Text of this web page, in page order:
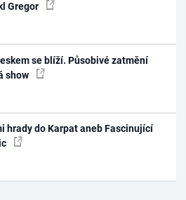
Gregor
se blíží. Působivé zatmění
show
hrady do Karpat aneb Fascinující